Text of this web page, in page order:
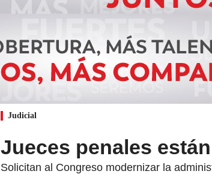
Judicial
Jueces penales
Solicitan al Congreso modernizar la